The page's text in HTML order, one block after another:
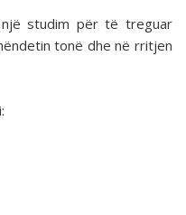
studim për të treguar
tonë dhe në rritjen